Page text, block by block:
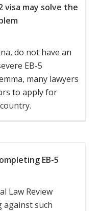
visa may solve the
do not have an
EB-5
many lawyers
to apply for
EB-5
Law Review
against such